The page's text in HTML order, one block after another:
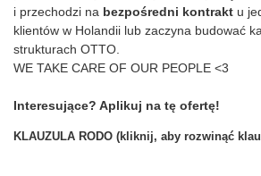
i przechodzi na bezpośredni kontrakt u
klientów w Holandii lub zaczyna budować
strukturach OTTO.
WE TAKE CARE OF OUR PEOPLE <3
Interesujące? Aplikuj na tę ofertę!
KLAUZULA RODO (kliknij, aby rozwinąć